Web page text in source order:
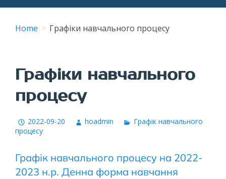
content
Home Графіки навчального процесу
Графіки навчального
процесу
2022-09-20 hoadmin
Графік навчального
процесу
Графік навчального процесу на 2022-
2023 н.р. Денна форма навчання